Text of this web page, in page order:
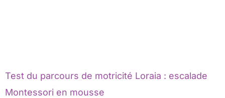
Test du parcours de motricité Loraia : escalade
Montessori en mousse